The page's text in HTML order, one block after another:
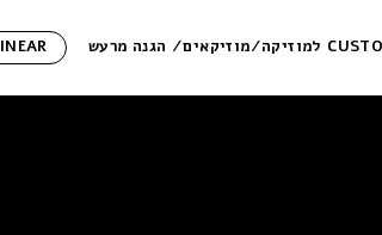
INEAR בהתאמה אישית - אוזניות במה מקצועיות